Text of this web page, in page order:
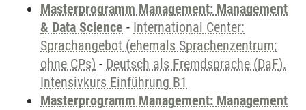
Masterprogramm Management: Management
& Data Science - International Center:
Sprachangebot (ehemals Sprachenzentrum;
ohne CPs) - Deutsch als Fremdsprache (DaF).
Intensivkurs Einführung B1
Masterprogramm Management: Management